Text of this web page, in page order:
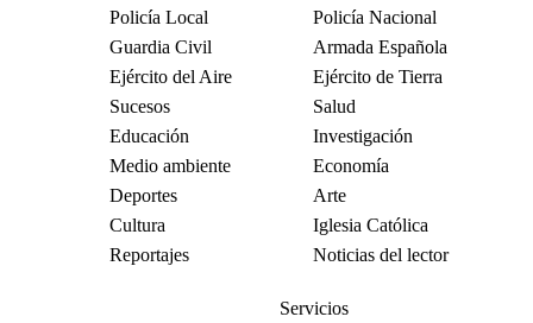
Policía Local
Policía Nacional
Guardia Civil
Armada Española
Ejército del Aire
Ejército de Tierra
Sucesos
Salud
Educación
Investigación
Medio ambiente
Economía
Deportes
Arte
Cultura
Iglesia Católica
Reportajes
Noticias del lector
Servicios